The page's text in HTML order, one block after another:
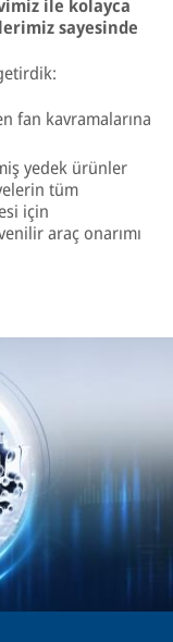
ile kolayca
sayesinde
fan kavramalarına
yedek ürünler
tüm
için
araç onarımı